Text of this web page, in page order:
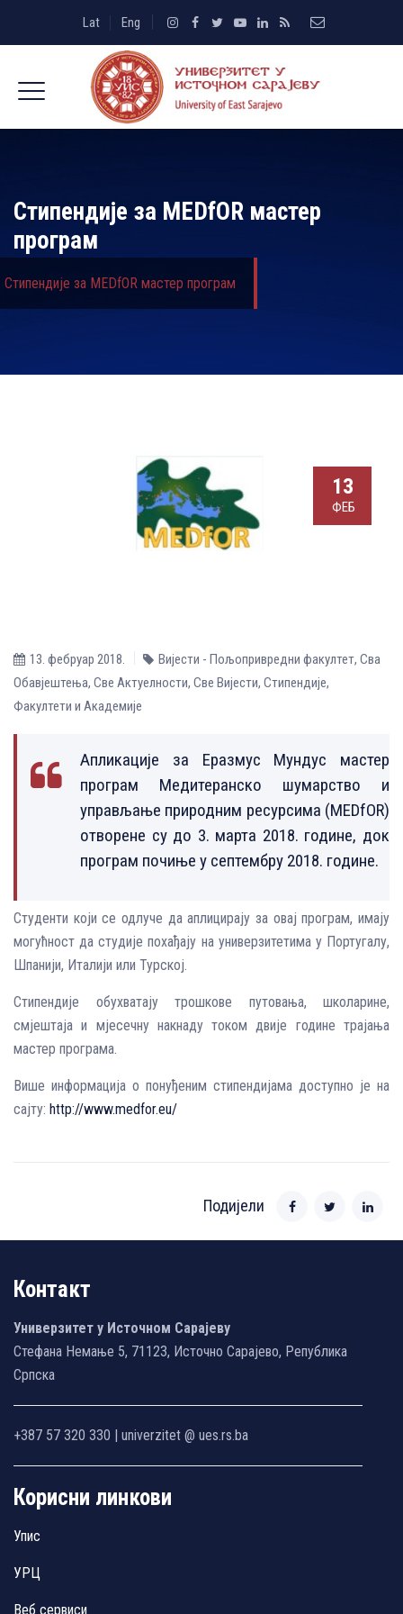
Lat Eng
Стипендије за MEDfOR мастер
програм
Стипендије за MEDfOR мастер програм
13
ФЕБ
13. фебруар 2018. Вијести - Пољопривредни факултет, Сва
Обавјештења, Све Aктуелности, Све Вијести, Стипендије,
Факултети и Академије
Апликације за Еразмус Мундус мастер
програм Медитеранско шумарство и
управљање природним ресурсима (MEDfOR)
отворене су до 3. марта 2018. године, док
програм почиње у септембру 2018. године.
Студенти који се одлуче да аплицирају за овај програм, имају
могућност да студије похађају на универзитетима у Португалу,
Шпанији, Италији или Турској.
Стипендије обухватају трошкове путовања, школарине,
смјештаја и мјесечну накнаду током двије године трајања
мастер програма.
Више информација о понуђеним стипендијама доступно је на
сајту: http://www.medfor.eu/
Подијели
Контакт
Универзитет у Источном Сарајеву
Стефана Немање 5, 71123, Источно Сарајево, Република
Српска
+387 57 320 330 | univerzitet @ ues.rs.ba
Корисни линкови
Упис
УРЦ
Веб сервиси